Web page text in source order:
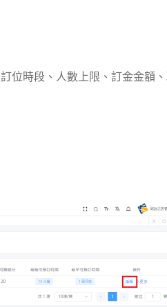
時段、人數上限、訂金金額